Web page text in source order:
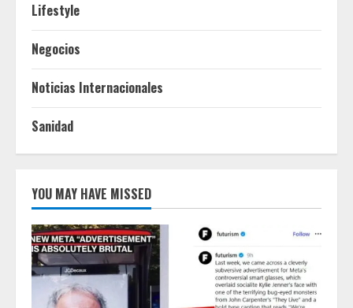
Lifestyle
Negocios
Noticias Internacionales
Sanidad
YOU MAY HAVE MISSED